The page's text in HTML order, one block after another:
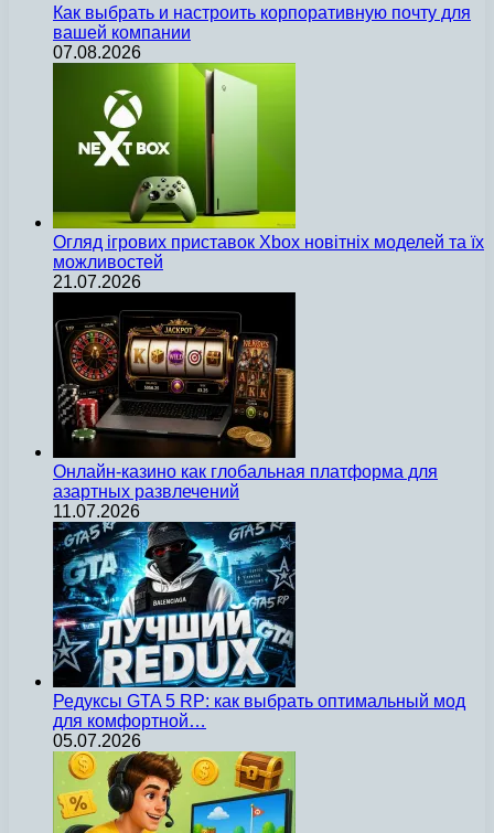
Как выбрать и настроить корпоративную почту для
вашей компании
07.08.2026
Огляд ігрових приставок Xbox новітніх моделей та їх
можливостей
21.07.2026
Онлайн-казино как глобальная платформа для
азартных развлечений
11.07.2026
Редуксы GTA 5 RP: как выбрать оптимальный мод
для комфортной…
05.07.2026